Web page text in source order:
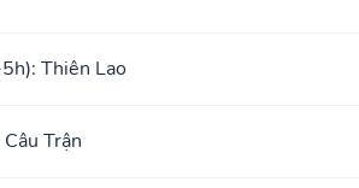
Thiên Lao
Trận